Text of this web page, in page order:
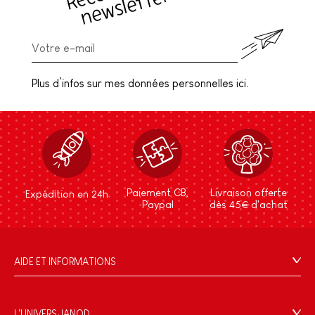
Plus d’infos sur mes données personnelles ici.
Expédition en 24h
Paiement CB,
Paypal
Livraison offerte
dès 45€ d'achat
AIDE ET INFORMATIONS
FAQ